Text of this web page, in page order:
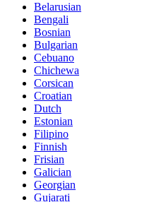
Belarusian
Bengali
Bosnian
Bulgarian
Cebuano
Chichewa
Corsican
Croatian
Dutch
Estonian
Filipino
Finnish
Frisian
Galician
Georgian
Gujarati